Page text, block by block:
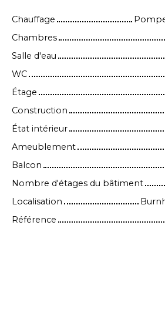
Chauffage
Chambres
Salle d'eau
WC
Étage
Construction
État intérieur
Ameublement
Balcon
Nombre d'étages du bâtiment
Localisation
Référence